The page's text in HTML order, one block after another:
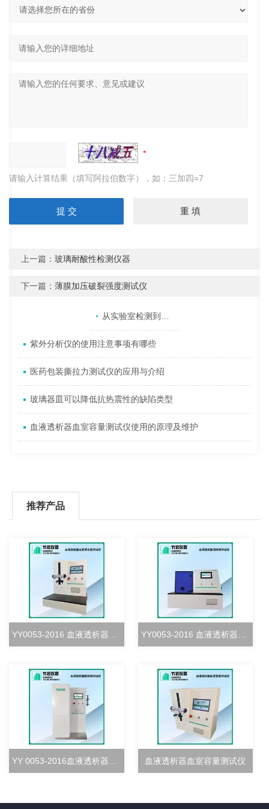
请输入计算结果（填写阿拉伯数字），如：三加四=7
上一篇：玻璃耐酸性检测仪器
下一篇：薄膜加压破裂强度测试仪
相关文章
紫外分析仪的使用注意事项有哪些
医药包装撕拉力测试仪的应用与介绍
玻璃器皿可以降低抗热震性的缺陷类型
血液透析器血室容量测试仪使用的原理及维护
推荐产品
YY0053-2016 血液透析器血室密合度测试仪 YY0053-2016 血液透析器清除率测试仪
YY 0053-2016血液透析器超滤率测试仪 血液透析器血室容量测试仪